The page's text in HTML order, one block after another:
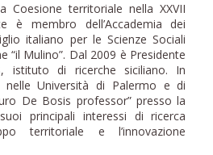
Coesione territoriale nella XXVII
è membro dell’Accademia dei
italiano per le Scienze Sociali
“il Mulino”. Dal 2009 è Presidente
istituto di ricerche siciliano. In
nelle Università di Palermo e di
De Bosis professor” presso la
principali interessi di ricerca
territoriale e l’innovazione